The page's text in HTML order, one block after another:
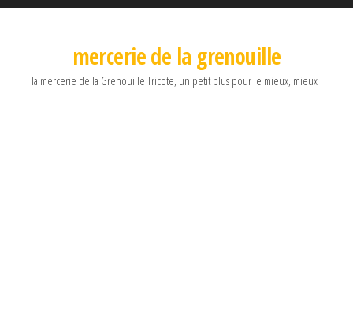
mercerie de la grenouille
la mercerie de la Grenouille Tricote, un petit plus pour le mieux, mieux !